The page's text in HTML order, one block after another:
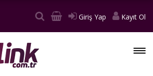
Giriş Yap Kayıt Ol